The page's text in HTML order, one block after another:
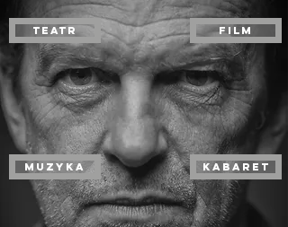
TEATR Film
MUZYKA KABARET